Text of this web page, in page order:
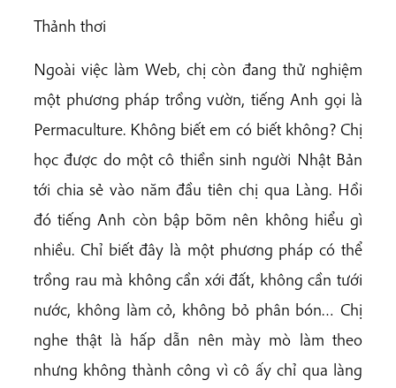
Thảnh thơi
Ngoài việc làm Web, chị còn đang thử nghiệm
một phương pháp trồng vườn, tiếng Anh gọi là
Permaculture. Không biết em có biết không? Chị
học được do một cô thiền sinh người Nhật Bản
tới chia sẻ vào năm đầu tiên chị qua Làng. Hồi
đó tiếng Anh còn bập bõm nên không hiểu gì
nhiều. Chỉ biết đây là một phương pháp có thể
trồng rau mà không cần xới đất, không cần tưới
nước, không làm cỏ, không bỏ phân bón… Chị
nghe thật là hấp dẫn nên mày mò làm theo
nhưng không thành công vì cô ấy chỉ qua làng